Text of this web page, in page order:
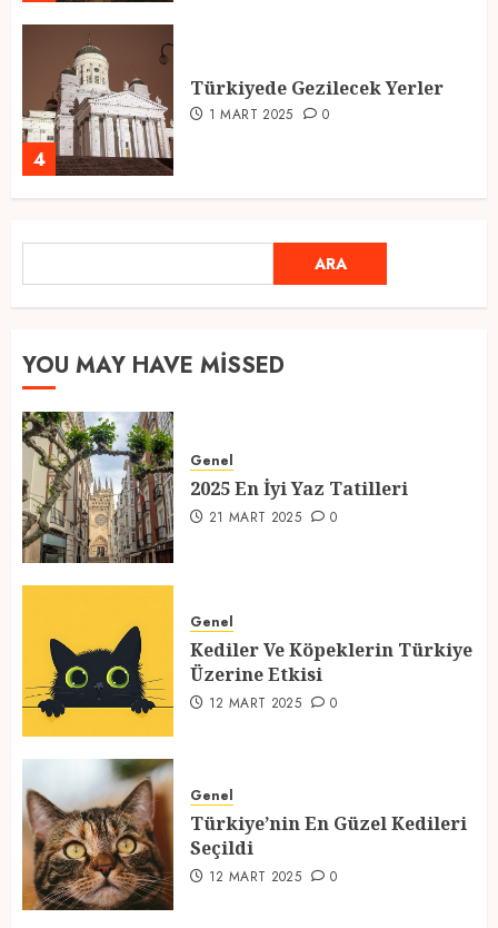
4
Türkiyede Gezilecek Yerler
1 MART 2025 0
Ramazan Ayı 2025: Manevi
Atmosfer ve Özel Hazırlıklar
1
21 MART 2025
2
Üzerine Etkisi
12 MART 2025 0
3
Seçildi
12 MART 2025 0
ARA
YOU MAY HAVE MISSED
Genel
2025 En İyi Yaz Tatilleri
21 MART 2025 0
Genel
Kediler Ve Köpeklerin Türkiye
Üzerine Etkisi
12 MART 2025 0
Genel
Türkiye’nin En Güzel Kedileri
Seçildi
12 MART 2025 0